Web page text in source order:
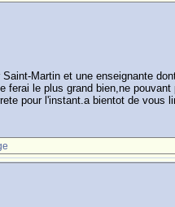
Martin et une enseignante
le plus grand bien,ne
pour l'instant.a bientot de vous